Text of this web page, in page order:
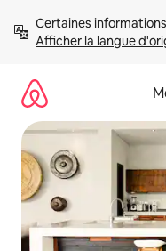
directement
Afficher la langue